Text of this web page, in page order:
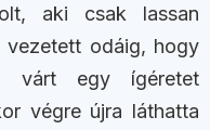
aki csak lassan
vezetett odáig, hogy
várt egy ígéretet
végre újra láthatta